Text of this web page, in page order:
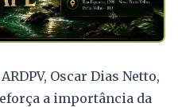
Oscar Dias Netto,
a importância da